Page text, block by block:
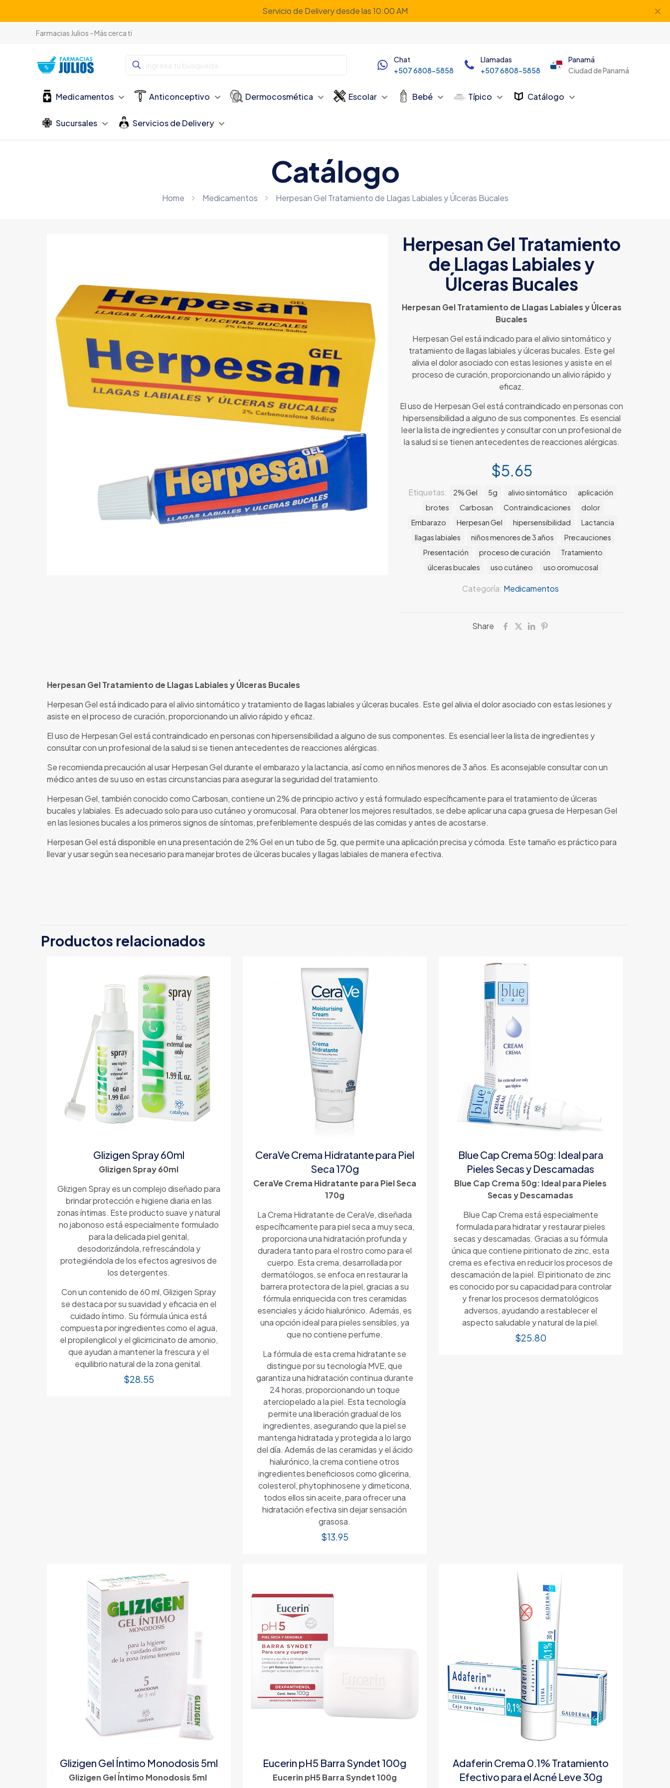
Servicio de Delivery desde las 10:00 AM ✕
Farmacias Julios - Más cerca ti
Chat
+507 6808-5858
Llamadas
+507 6808-5858
Panamá
Ciudad de Panamá
Medicamentos Anticonceptivo Dermocosmética Escolar Bebé Típico Catálogo
Sucursales Servicios de Delivery
Catálogo
Home Medicamentos Herpesan Gel Tratamiento de Llagas Labiales y Úlceras Bucales
Herpesan Gel Tratamiento
de Llagas Labiales y
Úlceras Bucales
Herpesan Gel Tratamiento de Llagas Labiales y Úlceras
Bucales
Herpesan Gel está indicado para el alivio sintomático y
tratamiento de llagas labiales y úlceras bucales. Este gel
alivia el dolor asociado con estas lesiones y asiste en el
proceso de curación, proporcionando un alivio rápido y
eficaz.
El uso de Herpesan Gel está contraindicado en personas con
hipersensibilidad a alguno de sus componentes. Es esencial
leer la lista de ingredientes y consultar con un profesional de
la salud si se tienen antecedentes de reacciones alérgicas.
$5.65
Categoría: Medicamentos
Etiquetas: 2% Gel 5g alivio sintomático
aplicación
brotes
Carbosan Contraindicaciones
dolor
Embarazo
Herpesan Gel hipersensibilidad
Lactancia
llagas labiales
niños menores de 3 años
Precauciones
Presentación
proceso de curación
Tratamiento
úlceras bucales
uso cutáneo uso oromucosal
Share
Herpesan Gel Tratamiento de Llagas Labiales y Úlceras Bucales
Herpesan Gel está indicado para el alivio sintomático y tratamiento de llagas labiales y úlceras bucales. Este gel alivia el dolor asociado con estas lesiones y
asiste en el proceso de curación, proporcionando un alivio rápido y eficaz.
El uso de Herpesan Gel está contraindicado en personas con hipersensibilidad a alguno de sus componentes. Es esencial leer la lista de ingredientes y
consultar con un profesional de la salud si se tienen antecedentes de reacciones alérgicas.
Se recomienda precaución al usar Herpesan Gel durante el embarazo y la lactancia, así como en niños menores de 3 años. Es aconsejable consultar con un
médico antes de su uso en estas circunstancias para asegurar la seguridad del tratamiento.
Herpesan Gel, también conocido como Carbosan, contiene un 2% de principio activo y está formulado específicamente para el tratamiento de úlceras
bucales y labiales. Es adecuado solo para uso cutáneo y oromucosal. Para obtener los mejores resultados, se debe aplicar una capa gruesa de Herpesan Gel
en las lesiones bucales a los primeros signos de síntomas, preferiblemente después de las comidas y antes de acostarse.
Herpesan Gel está disponible en una presentación de 2% Gel en un tubo de 5g, que permite una aplicación precisa y cómoda. Este tamaño es práctico para
llevar y usar según sea necesario para manejar brotes de úlceras bucales y llagas labiales de manera efectiva.
Productos relacionados
Glizigen Spray 60ml
Glizigen Spray 60ml
Glizigen Spray es un complejo diseñado para
brindar protección e higiene diaria en las
zonas íntimas. Este producto suave y natural
no jabonoso está especialmente formulado
para la delicada piel genital,
desodorizándola, refrescándola y
protegiéndola de los efectos agresivos de
los detergentes.
Con un contenido de 60 ml, Glizigen Spray
se destaca por su suavidad y eficacia en el
cuidado íntimo. Su fórmula única está
compuesta por ingredientes como el agua,
el propilenglicol y el glicirricinato de amonio,
que ayudan a mantener la frescura y el
equilibrio natural de la zona genital.
$28.55
CeraVe Crema Hidratante para Piel
Seca 170g
CeraVe Crema Hidratante para Piel Seca
170g
La Crema Hidratante de CeraVe, diseñada
específicamente para piel seca a muy seca,
proporciona una hidratación profunda y
duradera tanto para el rostro como para el
cuerpo. Esta crema, desarrollada por
dermatólogos, se enfoca en restaurar la
barrera protectora de la piel, gracias a su
fórmula enriquecida con tres ceramidas
esenciales y ácido hialurónico. Además, es
una opción ideal para pieles sensibles, ya
que no contiene perfume.
La fórmula de esta crema hidratante se
distingue por su tecnología MVE, que
garantiza una hidratación continua durante
24 horas, proporcionando un toque
aterciopelado a la piel. Esta tecnología
permite una liberación gradual de los
ingredientes, asegurando que la piel se
mantenga hidratada y protegida a lo largo
del día. Además de las ceramidas y el ácido
hialurónico, la crema contiene otros
ingredientes beneficiosos como glicerina,
colesterol, phytophinosene y dimeticona,
todos ellos sin aceite, para ofrecer una
hidratación efectiva sin dejar sensación
grasosa.
$13.95
Blue Cap Crema 50g: Ideal para
Pieles Secas y Descamadas
Blue Cap Crema 50g: Ideal para Pieles
Secas y Descamadas
Blue Cap Crema está especialmente
formulada para hidratar y restaurar pieles
secas y descamadas. Gracias a su fórmula
única que contiene piritionato de zinc, esta
crema es efectiva en reducir los procesos de
descamación de la piel. El piritionato de zinc
es conocido por su capacidad para controlar
y frenar los procesos dermatológicos
adversos, ayudando a restablecer el
aspecto saludable y natural de la piel.
$25.80
Glizigen Gel Íntimo Monodosis 5ml
Glizigen Gel Íntimo Monodosis 5ml
Eucerin pH5 Barra Syndet 100g
Eucerin pH5 Barra Syndet 100g
Adaferin Crema 0.1% Tratamiento
Efectivo para el Acné Leve 30g